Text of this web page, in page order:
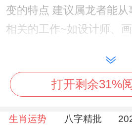
变的特点 建议属龙者能
相关的工作~如设计师、
属龙者也适合从事销售、
着些职业要灵活的思维同
着两个特点正符合着些职
健康方面、属龙者一定得
打开剩余31%
生肖运势 八字精批